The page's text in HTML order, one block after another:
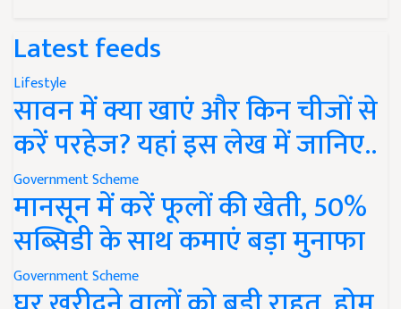
Latest feeds
Lifestyle
सावन में क्या खाएं और किन चीजों से
करें परहेज? यहां इस लेख में जानिए..
Government Scheme
मानसून में करें फूलों की खेती, 50%
सब्सिडी के साथ कमाएं बड़ा मुनाफा
Government Scheme